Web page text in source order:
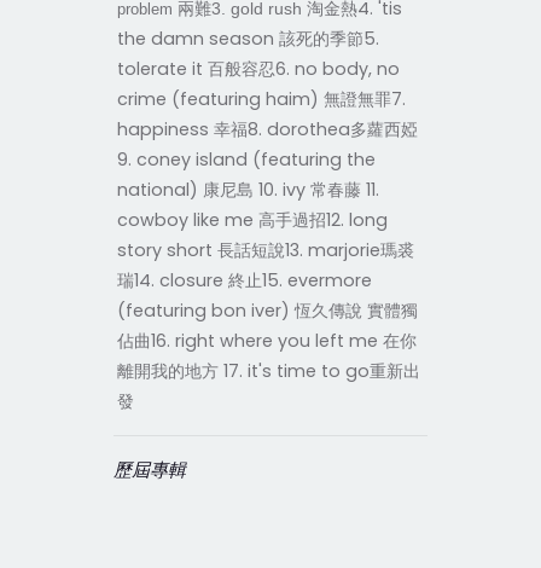
problem 兩難3. gold rush 淘金熱4. 'tis
the damn season 該死的季節5.
tolerate it 百般容忍6. no body, no
crime (featuring haim) 無證無罪7.
happiness 幸福8. dorothea多蘿西婭
9. coney island (featuring the
national) 康尼島 10. ivy 常春藤 11.
cowboy like me 高手過招12. long
story short 長話短說13. marjorie瑪裘
瑞14. closure 終止15. evermore
(featuring bon iver) 恆久傳說 實體獨
佔曲16. right where you left me 在你
離開我的地方 17. it's time to go重新出
發
歷屆專輯